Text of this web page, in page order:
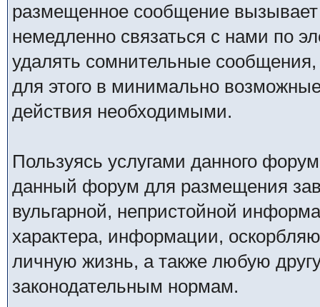
размещенное сообщение
немедленно связаться с нами по
удалять сомнительные
для этого в минимально
действия необходимыми.
Пользуясь услугами данного
данный форум для размещения
вульгарной, непристойной
характера, информации,
личную жизнь, а также любую
законодательным нормам.